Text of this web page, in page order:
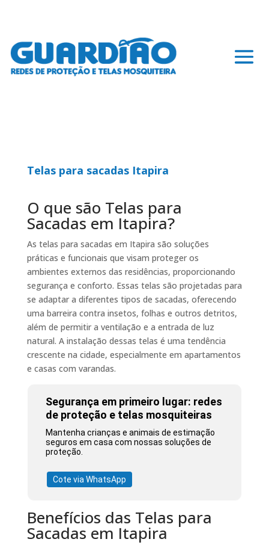
Telas para sacadas Itapira
O que são Telas para
Sacadas em Itapira?
As telas para sacadas em Itapira são soluções
práticas e funcionais que visam proteger os
ambientes externos das residências, proporcionando
segurança e conforto. Essas telas são projetadas para
se adaptar a diferentes tipos de sacadas, oferecendo
uma barreira contra insetos, folhas e outros detritos,
além de permitir a ventilação e a entrada de luz
natural. A instalação dessas telas é uma tendência
crescente na cidade, especialmente em apartamentos
e casas com varandas.
Segurança em primeiro lugar: redes
de proteção e telas mosquiteiras
Mantenha crianças e animais de estimação
seguros em casa com nossas soluções de
proteção.
Cote via WhatsApp
Benefícios das Telas para
Sacadas em Itapira